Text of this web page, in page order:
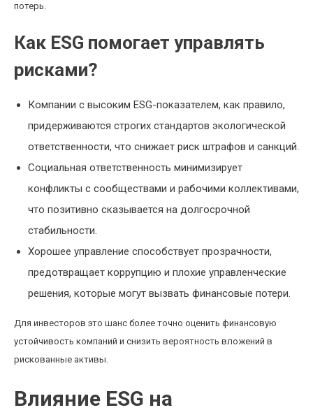
потерь.
Как ESG помогает управлять
рисками?
Компании с высоким ESG-показателем, как правило,
придерживаются строгих стандартов экологической
ответственности, что снижает риск штрафов и санкций.
Социальная ответственность минимизирует
конфликты с сообществами и рабочими коллективами,
что позитивно сказывается на долгосрочной
стабильности.
Хорошее управление способствует прозрачности,
предотвращает коррупцию и плохие управленческие
решения, которые могут вызвать финансовые потери.
Для инвесторов это шанс более точно оценить финансовую
устойчивость компаний и снизить вероятность вложений в
рискованные активы.
Влияние ESG на